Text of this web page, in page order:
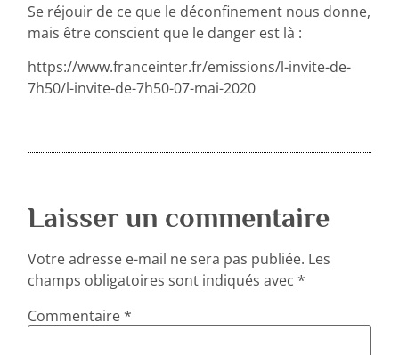
Se réjouir de ce que le déconfinement nous donne,
mais être conscient que le danger est là :
https://www.franceinter.fr/emissions/l-invite-de-
7h50/l-invite-de-7h50-07-mai-2020
Laisser un commentaire
Votre adresse e-mail ne sera pas publiée. Les
champs obligatoires sont indiqués avec*
Commentaire*